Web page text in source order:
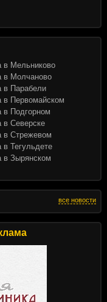
все новости
в Мельниково
в Молчаново
в Парабели
в Первомайском
в Подгорном
в Северске
в Стрежевом
в Тегульдете
в Зырянском